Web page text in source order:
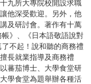
九所大專院校開設求職
他深受歡迎。另外，他
及研討會。著作有十萬
》、《日本語敬語說對
不起！說和聽的商務禮
長就業指導及商務禮
蕃茄博士、大學食堂研
學食堂為題舉辦各種活